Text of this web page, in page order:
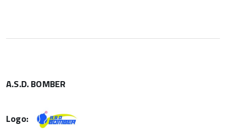
A.S.D. BOMBER
Logo: